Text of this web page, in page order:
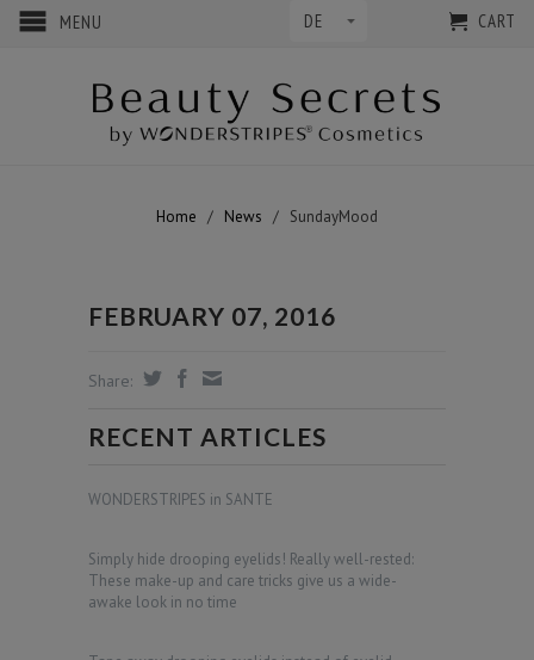
MENU CART
Home / News / SundayMood
FEBRUARY 07, 2016
Share:
RECENT ARTICLES
WONDERSTRIPES in SANTE
Simply hide drooping eyelids! Really well-rested:
These make-up and care tricks give us a wide-
awake look in no time